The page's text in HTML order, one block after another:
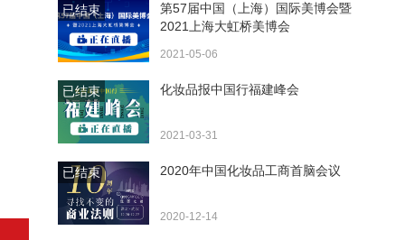
已结束
第57届中国（上海）国际美博会暨
2021上海大虹桥美博会
2021-05-06
已结束 化妆品报中国行福建峰会
2021-03-31
已结束 2020年中国化妆品工商首脑会议
2020-12-14